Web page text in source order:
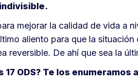
mejorar la calidad de vida a
aliento para que la
reversible. De ahí que sea la
17 ODS? Te los enumeramos